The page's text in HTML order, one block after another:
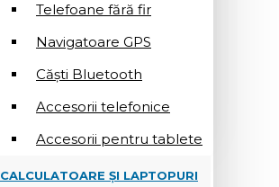
Telefoane fără fir
Navigatoare GPS
Căști Bluetooth
Accesorii telefonice
Accesorii pentru tablete
CALCULATOARE ȘI LAPTOPURI